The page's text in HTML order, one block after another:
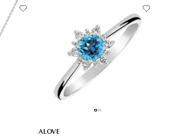
ALOVE